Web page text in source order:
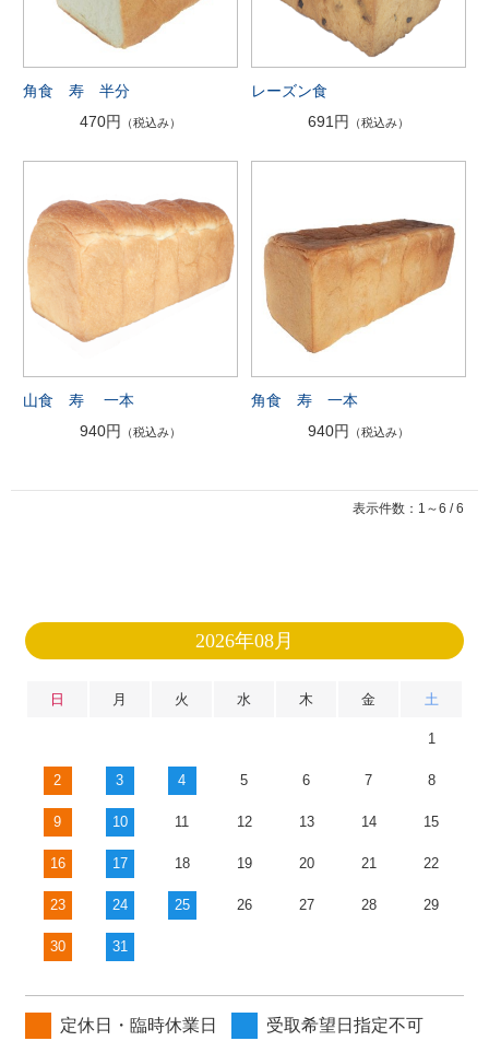
角食 寿 半分
470円
（税込み）
レーズン食
691円
（税込み）
山食 寿 一本
940円 （税込み）
角食 寿 一本
940円
（税込み）
表示件数：1～6 / 6
2026年08月
日 月 火 水 木 金 土
1
2 3 4 5 6 7 8
9 10 11 12 13 14 15
16 17 18 19 20 21 22
23 24 25 26 27 28 29
30 31
定休日・臨時休業日 受取希望日指定不可